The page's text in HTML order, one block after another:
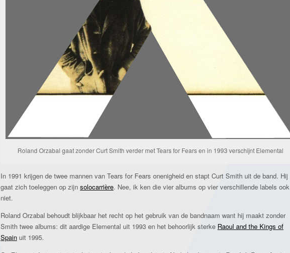
Roland Orzabal gaat zonder Curt Smith verder met Tears for Fears en in 1993 verschijnt Elemental
In 1991 krijgen de twee mannen van Tears for Fears onenigheid en stapt Curt Smith uit de band. Hij
gaat zich toeleggen op zijn solocarrière. Nee, ik ken die vier albums op vier verschillende labels ook
niet.
Roland Orzabal behoudt blijkbaar het recht op het gebruik van de bandnaam want hij maakt zonder
Smith twee albums: dit aardige Elemental uit 1993 en het behoorlijk sterke Raoul and the Kings of
Spain uit 1995.